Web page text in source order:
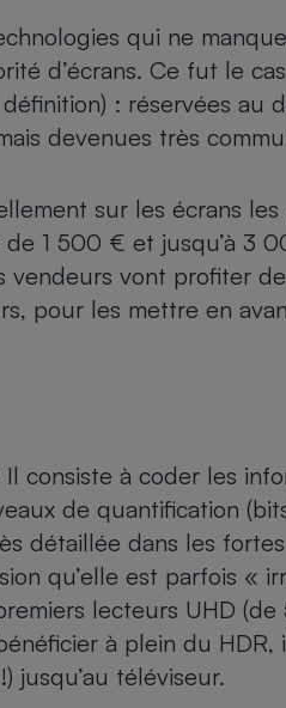
qui ne
d’écrans. Ce fut le
: réservées au
devenues très
sur les écrans
1 500 € et jusqu’à 3
vont profiter
, pour les mettre en
Il consiste à coder les
de quantification
détaillée dans les
qu’elle est parfois «
lecteurs UHD
à plein du
jusqu’au téléviseur.
Assurance
- Ustensile
à
-
Appareil
numérique
Électricité -
Aide